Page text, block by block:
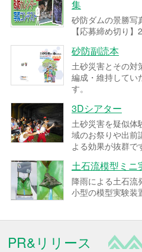
集
砂防ダムの景勝写
【応募締め切り
砂防副読本
土砂災害とその対
編成・維持してい
す。
3Dシアター
土砂災害を疑似体
域のお祭りや出前
よる効果が抜群で
土石流模型ミニ
降雨による土石流
小型の模型実験装
PR&リリース